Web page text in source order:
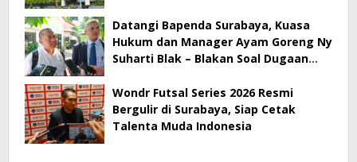
Datangi Bapenda Surabaya, Kuasa
Hukum dan Manager Ayam Goreng Ny
Suharti Blak – Blakan Soal Dugaan
Wondr Futsal Series 2026 Resmi
Bergulir di Surabaya, Siap Cetak
Talenta Muda Indonesia